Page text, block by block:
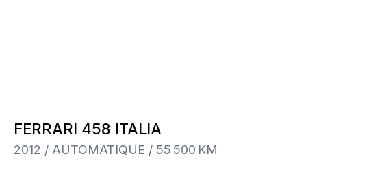
FERRARI 458 ITALIA
2012 / AUTOMATIQUE / 55 500 KM